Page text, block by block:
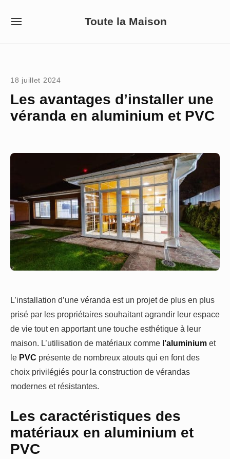
Toute la Maison
SITE
18 juillet 2024
Les avantages d’installer une
véranda en aluminium et PVC
L’installation d’une véranda est un projet de plus en plus
prisé par les propriétaires souhaitant agrandir leur espace
de vie tout en apportant une touche esthétique à leur
maison. L’utilisation de matériaux comme l’aluminium et
le PVC présente de nombreux atouts qui en font des
choix privilégiés pour la construction de vérandas
modernes et résistantes.
Les caractéristiques des
matériaux en aluminium et
PVC